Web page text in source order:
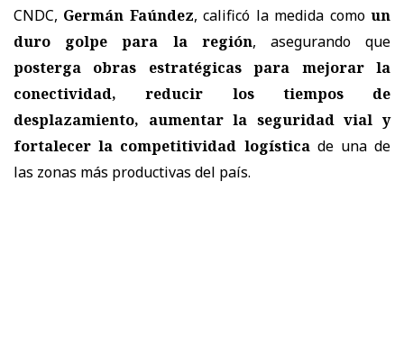
CNDC, Germán Faúndez, calificó la medida comoun
duro golpe para la región, asegurando que
posterga obras estratégicas para mejorar la
conectividad, reducir los tiempos de
desplazamiento, aumentar la seguridad vial y
fortalecer la competitividad logísticade una de
las zonas más productivas del país.